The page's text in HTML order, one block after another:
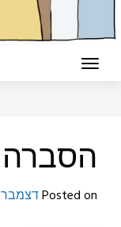
הסברה
Posted onדצמבר 7, 2019